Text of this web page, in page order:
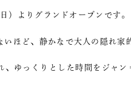
）よりグランドオープンです。
いほど、静かなで大人の隠れ家
、ゆっくりとした時間をジャ